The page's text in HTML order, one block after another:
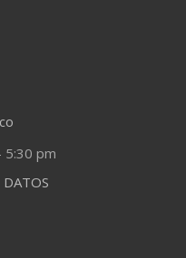
5:30 pm